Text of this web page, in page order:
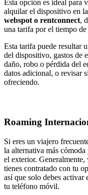
Esta opción es ideal para
alquilar el dispositivo en
webspot o rentconnect,
una tarifa por el tiempo de
Esta tarifa puede resultar
del dispositivo, gastos de
daño, robo o pérdida del
datos adicional, o revisar
ofreciendo.
Roaming
Si eres un viajero
la alternativa más
el exterior.
tienes contratado con tu
así que solo debes
tu teléfono móvil.